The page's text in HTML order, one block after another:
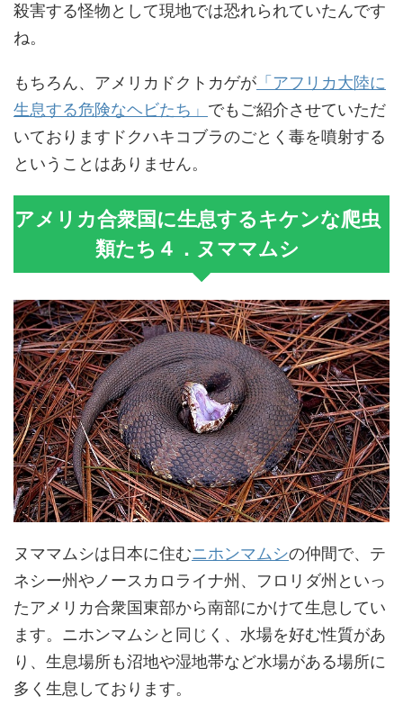
殺害する怪物として現地では恐れられていたんです
ね。
もちろん、アメリカドクトカゲが 「アフリカ大陸に
生息する危険なヘビたち」 でもご紹介させていただ
いておりますドクハキコブラのごとく毒を噴射する
ということはありません。
アメリカ合衆国に生息するキケンな爬虫
類たち４．ヌママムシ
ヌママムシは日本に住むニホンマムシの仲間で、テ
ネシー州やノースカロライナ州、フロリダ州といっ
たアメリカ合衆国東部から南部にかけて生息してい
ます。ニホンマムシと同じく、水場を好む性質があ
り、生息場所も沼地や湿地帯など水場がある場所に
多く生息しております。